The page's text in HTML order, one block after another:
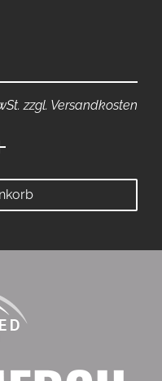
zzgl. Versandkosten